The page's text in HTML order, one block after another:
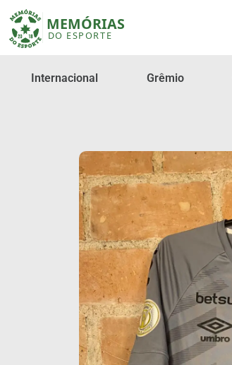
Internacional Grêmio